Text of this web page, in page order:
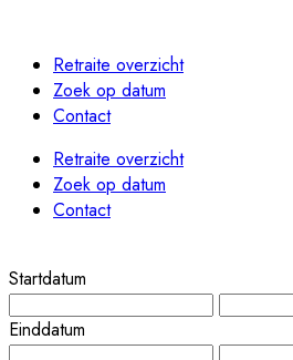
Retraite overzicht
Zoek op datum
Contact
Retraite overzicht
Zoek op datum
Contact
Startdatum
Einddatum